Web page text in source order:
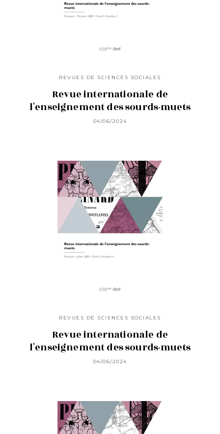
REVUES DE SCIENCES SOCIALES
Revue internationale de
l'enseignement des sourds-muets
04/06/2024
REVUES DE SCIENCES SOCIALES
Revue internationale de
l'enseignement des sourds-muets
04/06/2024